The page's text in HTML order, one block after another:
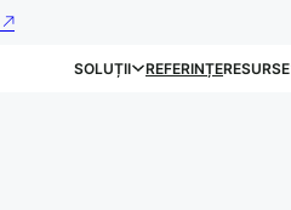
SOLUȚII REFERINȚERESURSE